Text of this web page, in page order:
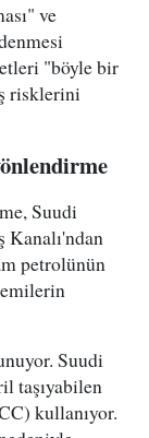
ve
"böyle bir
risklerini
Suudi
Kanalı'ndan
petrolünün
Suudi
taşıyabilen
kullanıyor.